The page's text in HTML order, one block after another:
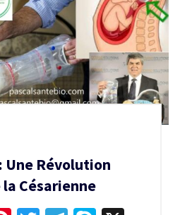
Une Révolution
Césarienne